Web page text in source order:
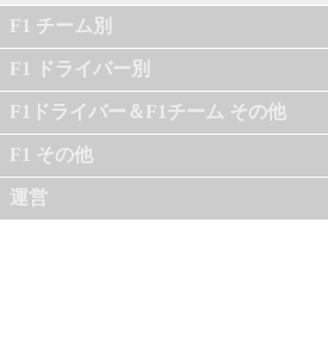
F1 チーム別
F1 ドライバー別
F1ドライバー＆F1チーム その他
F1 その他
運営